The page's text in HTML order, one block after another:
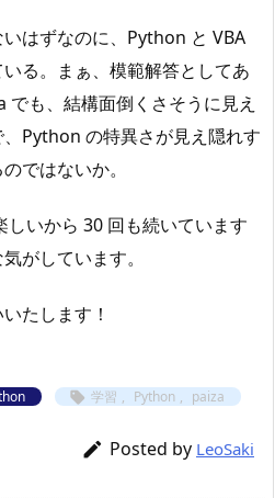
はずなのに、Python と VBA
る。まぁ、模範解答としてあ
でも、結構面倒くさそうに見え
Python の特異さが見え隠れす
ではないか。
いから 30 回も続いています
がしています。
たします！
 学習 , Python , paiza
 Posted by LeoSaki